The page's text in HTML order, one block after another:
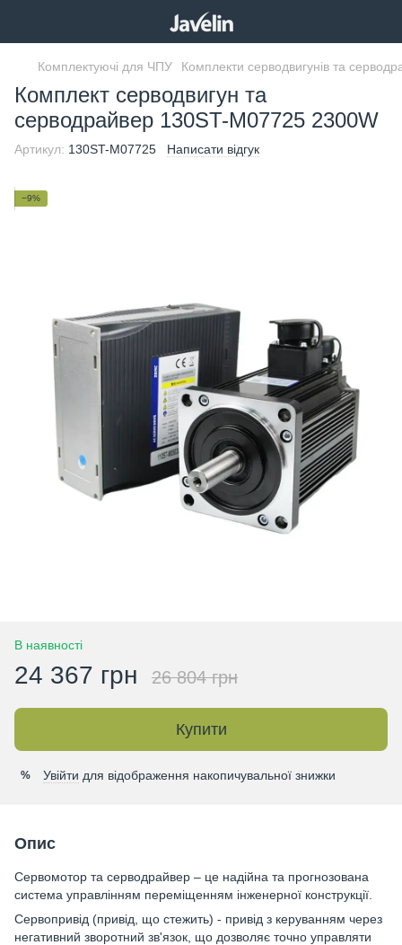
Комплектуючі для ЧПУ Комплекти серводвигунів та
Комплект серводвигун та
серводрайвер 130ST-M07725 2300W
Артикул: 130ST-M07725 Написати відгук
−9%
В наявності
24 367 грн 26 804 грн
Купити
% Увійти для відображення накопичувальної знижки
Опис
Сервомотор та серводрайвер – це надійна та прогнозована
система управлінням переміщенням інженерної конструкції.
Сервопривід (привід, що стежить) - привід з керуванням через
негативний зворотний зв'язок, що дозволяє точно управляти